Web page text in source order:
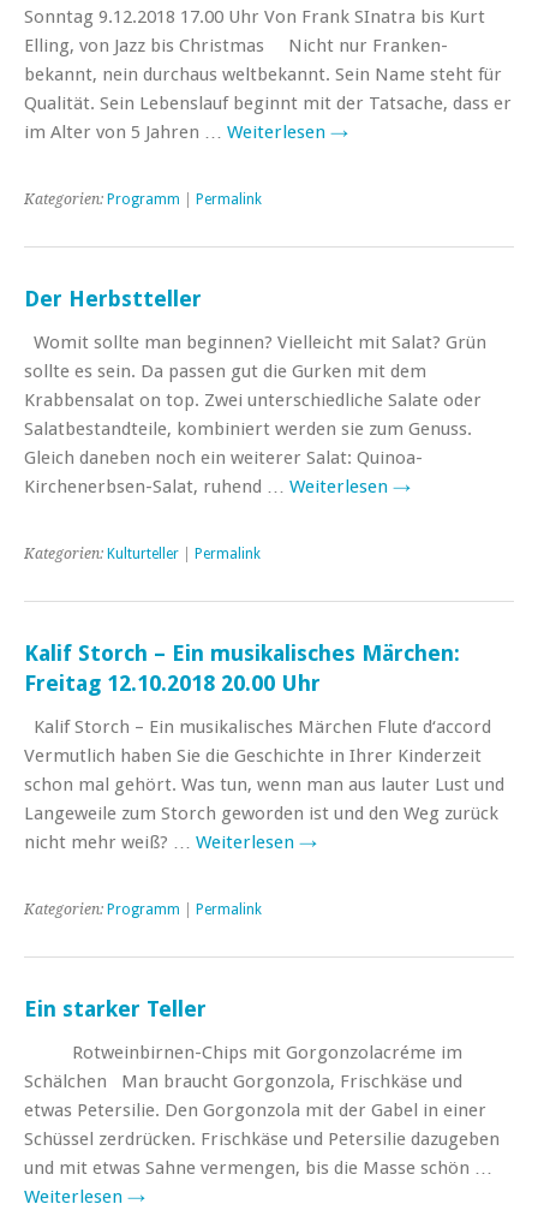
Sonntag 9.12.2018 17.00 Uhr Von Frank SInatra bis Kurt
Elling, von Jazz bis Christmas Nicht nur Franken-
bekannt, nein durchaus weltbekannt. Sein Name steht für
Qualität. Sein Lebenslauf beginnt mit der Tat­sache, dass er
im Alter von 5 Jahren … Weiterlesen →
Kategorien: Programm Permalink
Der Herbstteller
Womit sollte man beginnen? Vielleicht mit Salat? Grün
sollte es sein. Da passen gut die Gurken mit dem
Krabbensalat on top. Zwei unterschiedliche Salate oder
Salatbestandteile, kombiniert werden sie zum Genuss.
Gleich daneben noch ein weiterer Salat: Quinoa-
Kirchenerbsen-Salat, ruhend … Weiterlesen →
Kategorien: Kulturteller Permalink
Kalif Storch – Ein musikalisches Märchen:
Freitag 12.10.2018 20.00 Uhr
Kalif Storch – Ein musikalisches Märchen Flute d‘accord
Vermutlich haben Sie die Geschichte in Ihrer Kinderzeit
schon mal gehört. Was tun, wenn man aus lauter Lust und
Langeweile zum Storch geworden ist und den Weg zurück
nicht mehr weiß? … Weiterlesen →
Kategorien: Programm Permalink
Ein starker Teller
Rotweinbirnen-Chips mit Gorgonzolacréme im
Schälchen Man braucht Gorgonzola, Frischkäse und
etwas Petersilie. Den Gorgonzola mit der Gabel in einer
Schüssel zerdrücken. Frischkäse und Petersilie dazugeben
und mit etwas Sahne vermengen, bis die Masse schön …
Weiterlesen →